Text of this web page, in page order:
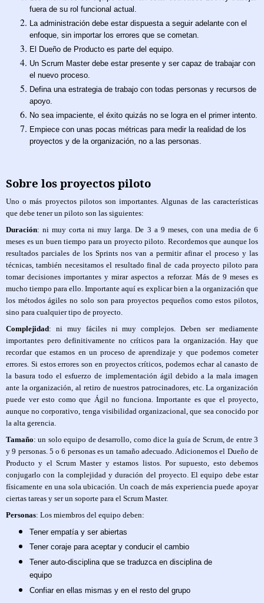
fuera de su rol funcional actual.
La administración debe estar dispuesta a seguir adelante con el
enfoque, sin importar los errores que se cometan.
El Dueño de Producto es parte del equipo.
Un Scrum Master debe estar presente y ser capaz de trabajar con
el nuevo proceso.
Defina una estrategia de trabajo con todas personas y recursos de
apoyo.
No sea impaciente, el éxito quizás no se logra en el primer intento.
Empiece con unas pocas métricas para medir la realidad de los
proyectos y de la organización, no a las personas.
Sobre los proyectos piloto
Uno o más proyectos pilotos son importantes. Algunas de las características
que debe tener un piloto son las siguientes:
Duración: ni muy corta ni muy larga. De 3 a 9 meses, con una media de 6
meses es un buen tiempo para un proyecto piloto. Recordemos que aunque los
resultados parciales de los Sprints nos van a permitir afinar el proceso y las
técnicas, también necesitamos el resultado final de cada proyecto piloto para
tomar decisiones importantes y mirar aspectos a reforzar. Más de 9 meses es
mucho tiempo para ello. Importante aquí es explicar bien a la organización que
los métodos ágiles no solo son para proyectos pequeños como estos pilotos,
sino para cualquier tipo de proyecto.
Complejidad: ni muy fáciles ni muy complejos. Deben ser mediamente
importantes pero definitivamente no críticos para la organización. Hay que
recordar que estamos en un proceso de aprendizaje y que podemos cometer
errores. Si estos errores son en proyectos críticos, podemos echar al canasto de
la basura todo el esfuerzo de implementación ágil debido a la mala imagen
ante la organización, al retiro de nuestros patrocinadores, etc. La organización
puede ver esto como que Ágil no funciona. Importante es que el proyecto,
aunque no corporativo, tenga visibilidad organizacional, que sea conocido por
la alta gerencia.
Tamaño: un solo equipo de desarrollo, como dice la guía de Scrum, de entre 3
y 9 personas. 5 o 6 personas es un tamaño adecuado. Adicionemos el Dueño de
Producto y el Scrum Master y estamos listos. Por supuesto, esto debemos
conjugarlo con la complejidad y duración del proyecto. El equipo debe estar
físicamente en una sola ubicación. Un coach de más experiencia puede apoyar
ciertas tareas y ser un soporte para el Scrum Master.
Personas: Los miembros del equipo deben:
Tener empatía y ser abiertas
Tener coraje para aceptar y conducir el cambio
Tener auto-disciplina que se traduzca en disciplina de
equipo
Confiar en ellas mismas y en el resto del grupo